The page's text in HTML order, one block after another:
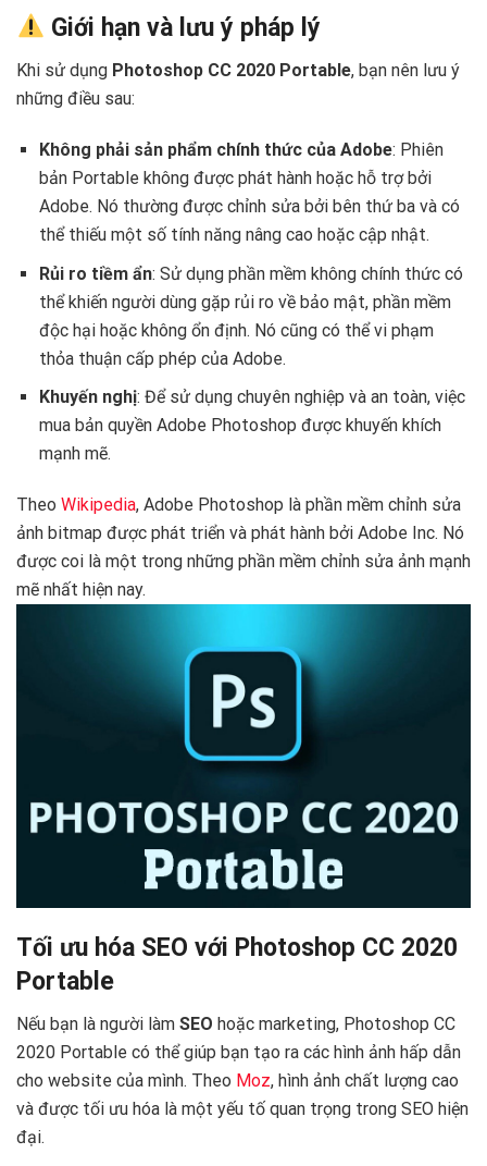
Giới hạn và lưu ý pháp lý
Khi sử dụng Photoshop CC 2020 Portable, bạn nên lưu ý
những điều sau:
Không phải sản phẩm chính thức của Adobe: Phiên
bản Portable không được phát hành hoặc hỗ trợ bởi
Adobe. Nó thường được chỉnh sửa bởi bên thứ ba và có
thể thiếu một số tính năng nâng cao hoặc cập nhật.
Rủi ro tiềm ẩn: Sử dụng phần mềm không chính thức có
thể khiến người dùng gặp rủi ro về bảo mật, phần mềm
độc hại hoặc không ổn định. Nó cũng có thể vi phạm
thỏa thuận cấp phép của Adobe.
Khuyến nghị: Để sử dụng chuyên nghiệp và an toàn, việc
mua bản quyền Adobe Photoshop được khuyến khích
mạnh mẽ.
Theo Wikipedia, Adobe Photoshop là phần mềm chỉnh sửa
ảnh bitmap được phát triển và phát hành bởi Adobe Inc. Nó
được coi là một trong những phần mềm chỉnh sửa ảnh mạnh
mẽ nhất hiện nay.
Tối ưu hóa SEO với Photoshop CC 2020
Portable
Nếu bạn là người làm SEO hoặc marketing, Photoshop CC
2020 Portable có thể giúp bạn tạo ra các hình ảnh hấp dẫn
cho website của mình. Theo Moz, hình ảnh chất lượng cao
và được tối ưu hóa là một yếu tố quan trọng trong SEO hiện
đại.